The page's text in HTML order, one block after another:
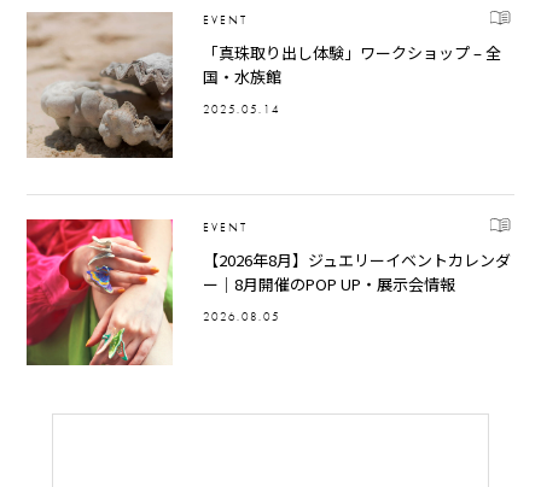
EVENT
「真珠取り出し体験」ワークショップ – 全
国・水族館
2025.05.14
EVENT
【2026年8月】ジュエリーイベントカレンダ
ー｜8月開催のPOP UP・展示会情報
2026.08.05